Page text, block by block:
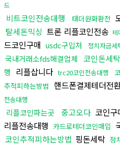
드
비트코인전송대행 태더원화환전
탈세돈믹싱 트론 리플코인전송 테
드코인구매 usdc구입처 정치자금세
국내거래소fds해결업체 코인돈세탁
행
리플삽니다 trc20코인전송대행
추적피하는방법 핸드폰결제테더전
전송대행
리플코인파는곳 중고오다 코인구
리플전송대행 카드로테더코인매입
코인추적피하는방법 핑돈세탁 정